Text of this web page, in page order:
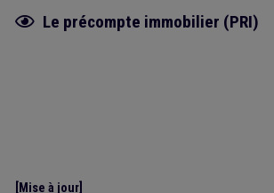
Fiche focus
Le précompte immobilier (PRI)
[Mise à jour]